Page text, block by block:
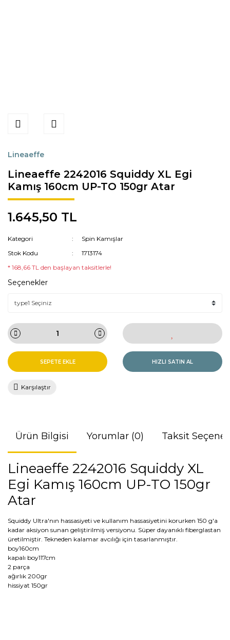
Lineaeffe
Lineaeffe 2242016 Squiddy XL Egi
Kamış 160cm UP-TO 150gr Atar
1.645,50 TL
Kategori
Spin Kamışlar
Stok Kodu
1713174
* 168,66 TL den başlayan taksitlerle!
Seçenekler
SEPETE EKLE HIZLI SATIN AL
Karşılaştır
Ürün Bilgisi Yorumlar (0) Taksit
Lineaeffe 2242016 Squiddy XL
Egi Kamış 160cm UP-TO 150gr
Atar
Squiddy Ultra'nın hassasiyeti ve kullanım hassasiyetini korurken 150 g'a
kadar aksiyon sunan geliştirilmiş versiyonu. Süper dayanıklı fiberglastan
üretilmiştir. Tekneden kalamar avcılığı için tasarlanmıştır.
boy160cm
kapalı boy117cm
2 parça
ağırlık 200gr
hissiyat 150gr